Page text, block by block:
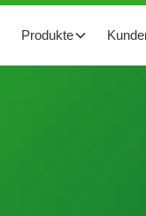
Produkte